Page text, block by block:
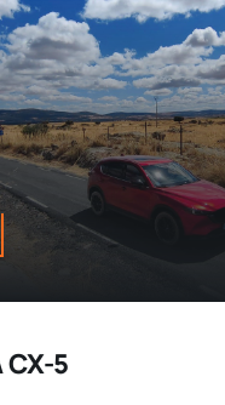
CX-5